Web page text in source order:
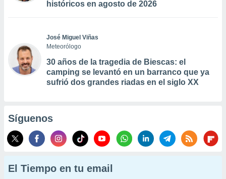
históricos en agosto de 2026
José Miguel Viñas
Meteorólogo
30 años de la tragedia de Biescas: el
camping se levantó en un barranco que ya
sufrió dos grandes riadas en el siglo XX
Síguenos
El Tiempo en tu email